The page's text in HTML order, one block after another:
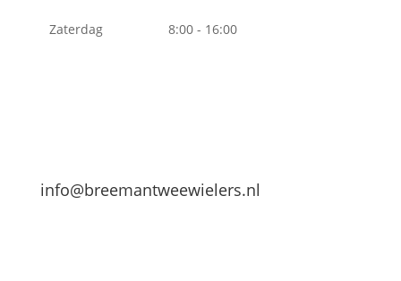
Zaterdag 8:00 - 16:00
info@breemantweewielers.nl